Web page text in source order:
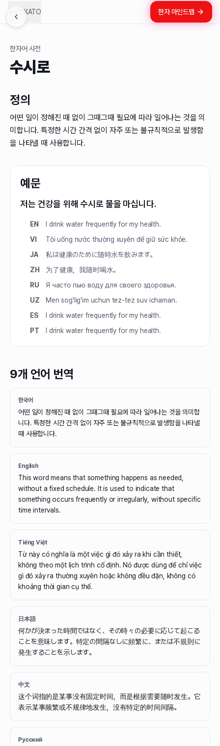
LUKATO 한자 마인드맵
한자어 사전
수시로
정의
어떤 일이 정해진 때 없이 그때그때 필요에 따라 일어나는 것을 의
미합니다. 특정한 시간 간격 없이 자주 또는 불규칙적으로 발생함
을 나타낼 때 사용합니다.
예문
저는 건강을 위해 수시로 물을 마십니다.
EN
I drink water frequently for my health.
VI
Tôi uống nước thường xuyên để giữ sức khỏe.
JA
私は健康のために随時水を飲みます。
ZH
为了健康，我随时喝水。
RU
Я часто пью воду для своего здоровья.
UZ
Men sog'lig'im uchun tez-tez suv ichaman.
ES
I drink water frequently for my health.
PT
I drink water frequently for my health.
9개 언어 번역
한국어
어떤 일이 정해진 때 없이 그때그때 필요에 따라 일어나는 것을 의미합
니다. 특정한 시간 간격 없이 자주 또는 불규칙적으로 발생함을 나타낼
때 사용합니다.
English
This word means that something happens as needed,
without a fixed schedule. It is used to indicate that
something occurs frequently or irregularly, without specific
time intervals.
Tiếng Việt
Từ này có nghĩa là một việc gì đó xảy ra khi cần thiết,
không theo một lịch trình cố định. Nó được dùng để chỉ việc
gì đó xảy ra thường xuyên hoặc không đều đặn, không có
khoảng thời gian cụ thể.
日本語
何かが決まった時間ではなく、その時々の必要に応じて起こる
ことを意味します。特定の間隔なしに頻繁に、または不規則に
発生することを示します。
中文
这个词指的是某事没有固定时间，而是根据需要随时发生。它
表示某事频繁或不规律地发生，没有特定的时间间隔。
Русский